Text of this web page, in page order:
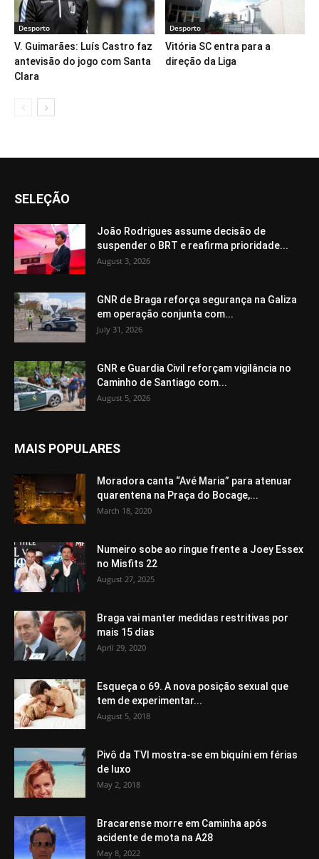
Desporto
V. Guimarães: Luís Castro faz
antevisão do jogo com Santa
Clara
Desporto
Vitória SC entra para a
direção da Liga
SELEÇÃO
João Rodrigues assume decisão de
suspender o BRT e reafirma prioridade...
August 3, 2026
GNR de Braga reforça segurança na Galiza
em operação conjunta com...
July 31, 2026
GNR e Guardia Civil reforçam vigilância no
Caminho de Santiago com...
August 5, 2026
MAIS POPULARES
Moradora canta “Avé Maria” para atenuar
quarentena na Praça do Bocage,...
March 18, 2020
Numeiro sobe ao ringue frente a Joey Essex
no Misfits 22
August 27, 2025
Braga vai manter medidas restritivas por
mais 15 dias
April 29, 2020
Esqueça o 69. A nova posição sexual que
tem de experimentar...
August 5, 2018
Pivô da TVI mostra-se em biquíni em férias
de luxo
May 2, 2018
Bracarense morre em Caminha após
acidente de mota na A28
May 8, 2022